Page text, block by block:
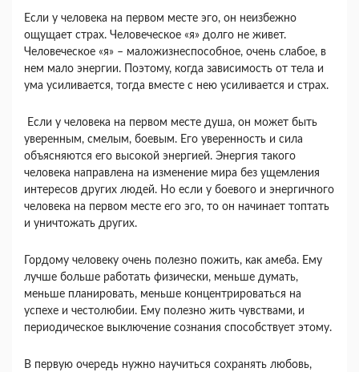
Если у человека на первом месте эго, он неизбежно
ощущает страх. Человеческое «я» долго не живет.
Человеческое «я» – маложизнеспособное, очень слабое, в
нем мало энергии. Поэтому, когда зависимость от тела и
ума усиливается, тогда вместе с нею усиливается и страх.
Если у человека на первом месте душа, он может быть
уверенным, смелым, боевым. Его уверенность и сила
объясняются его высокой энергией. Энергия такого
человека направлена на изменение мира без ущемления
интересов других людей. Но если у боевого и энергичного
человека на первом месте его эго, то он начинает топтать
и уничтожать других.
Гордому человеку очень полезно пожить, как амеба. Ему
лучше больше работать физически, меньше думать,
меньше планировать, меньше концентрироваться на
успехе и честолюбии. Ему полезно жить чувствами, и
периодическое выключение сознания способствует этому.
В первую очередь нужно научиться сохранять любовь,